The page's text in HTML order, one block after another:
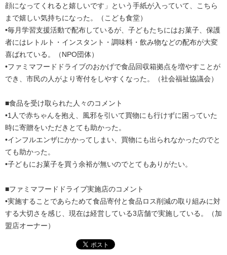
顔になってくれると嬉しいです」という手紙が入っていて、こちら
まで嬉しい気持ちになった。（こども食堂）
•毎月学習支援活動で配布しているが、子どもたちにはお菓子、保護
者にはレトルト・インスタント・調味料・飲み物などの配布が大変
喜ばれている。（NPO団体）
•ファミマフードドライブのおかげで食品回収箱拠点を増やすことが
でき、市民の人がより寄付をしやすくなった。（社会福祉協議会）
■食品を受け取られた人々のコメント
•1人で赤ちゃんを抱え、風邪を引いて買物にも行けずに困っていた
時に寄贈をいただきとても助かった。
•インフルエンザにかかってしまい、買物にも出られなかったのでと
ても助かった。
•子どもにお菓子を買う余裕が無いのでとてもありがたい。
■ファミマフードドライブ実施店のコメント
•実施することであらためて食品寄付と食品ロス削減の取り組みに対
する大切さを感じ、現在は経営している3店舗で実施している。（加
盟店オーナー）